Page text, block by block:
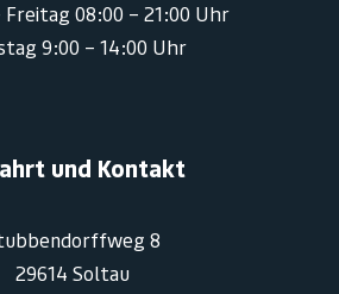
08:00 – 21:00 Uhr
9:00 – 14:00 Uhr
und Kontakt
8
29614 Soltau